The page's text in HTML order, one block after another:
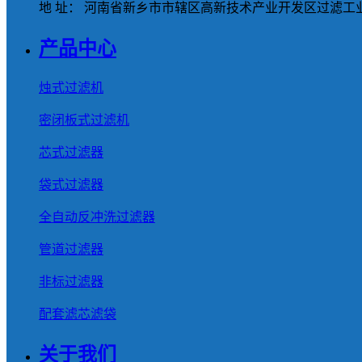
地 址： 河南省新乡市市辖区高新技术产业开发区过滤工
产品中心
烛式过滤机
密闭板式过滤机
芯式过滤器
袋式过滤器
全自动反冲洗过滤器
管道过滤器
非标过滤器
配套滤芯滤袋
关于我们